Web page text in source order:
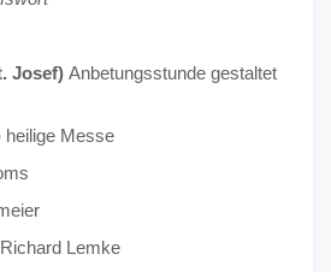
Josef) Anbetungsstunde gestaltet
heilige Messe
Lemke